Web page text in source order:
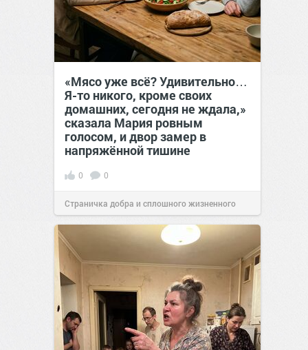
«Мясо уже всё? Удивительно…
Я-то никого, кроме своих
домашних, сегодня не ждала,»
сказала Мария ровным
голосом, и двор замер в
напряжённой тишине
0 0
Страничка добра и сплошного жизненного
позитива!15:38Вчера